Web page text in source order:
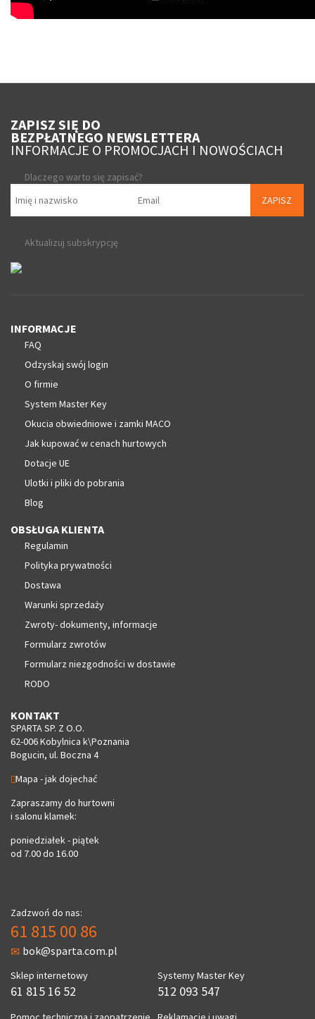
ZAPISZ SIĘ DO
BEZPŁATNEGO NEWSLETTERA
INFORMACJE O PROMOCJACH I NOWOŚCIACH
Dlaczego warto się zapisać?
ZAPISZ
Aktualizuj subskrypcję
INFORMACJE
FAQ
Odzyskaj swój login
O firmie
System Master Key
Okucia obwiedniowe i zamki MACO
Jak kupować w cenach hurtowych
Dotacje UE
Ulotki i pliki do pobrania
Blog
OBSŁUGA KLIENTA
Regulamin
Polityka prywatności
Dostawa
Warunki sprzedaży
Zwroty- dokumenty, informacje
Formularz zwrotów
Formularz niezgodności w dostawie
RODO
KONTAKT
SPARTA SP. Z O.O.
62-006 Kobylnica k\Poznania
Bogucin, ul. Boczna 4
Mapa - jak dojechać
Zapraszamy do hurtowni
i salonu klamek:
poniedziałek - piątek
od 7.00 do 16.00
Zadzwoń do nas:
61 815 00 86
bok@sparta.com.pl
Sklep internetowy
61 815 16 52
Systemy Master Key
512 093 547